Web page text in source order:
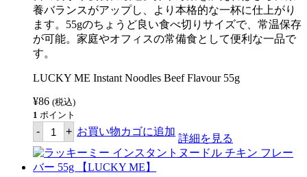
ラ
ー
60g
【LUCKY
ME】
養バランスがアップし、より本格的な一杯に仕上がり
ます。55gのちょうど良い食べ切りサイズで、常温保存
が可能。家庭やオフィスの常備食として便利な一品で
す。
LUCKY ME Instant Noodles Beef Flavour 55g
¥86 (税込)
1 ポイント
- ラ
ッ
キ
ー
ミ
+ お買い物カゴに追加
詳細を見る